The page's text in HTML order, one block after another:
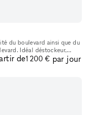
du boulevard ainsi que du
Idéal déstockeur,
de1 200 € par jour